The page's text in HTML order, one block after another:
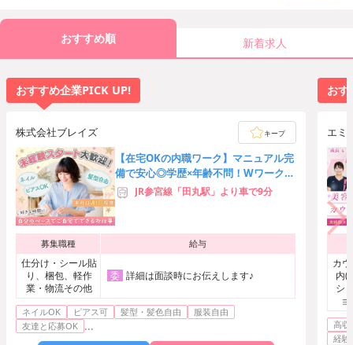
おすすめ順 新着求人
おすすめ企業PICK UP!
株式会社ブレイズ キープ
【在宅OKの内職ワーク】マニュアル完
備で安心◎学歴×年齢不問！Wワーク可
能♪オシャレ自由！
JR参宮線「田丸駅」より車で9分
募集職種 給与
仕分け・シール貼
り、梱包、軽作
業・物流その他
委 詳細は面談時にお伝えします♪
ネイルOK ピアス可 髪型・髪色自由
服装自由
友達と応募OK ...
おす
エミ
カ
内(
シ
ト
エ
高
経験